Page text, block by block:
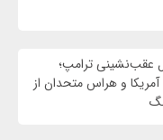
عقب‌نشینی ترامپ؛
و هراس متحدان از